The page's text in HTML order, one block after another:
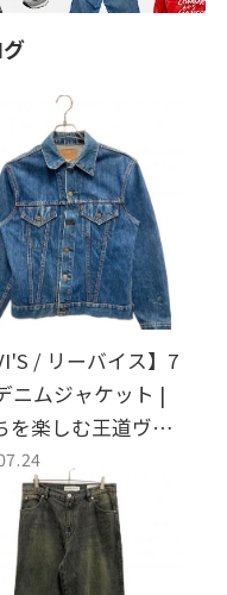
/ リーバイス】7
ニムジャケット |
を楽しむ王道ヴィ
ジの定番名作